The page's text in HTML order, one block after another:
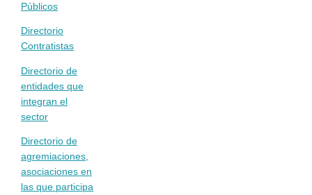
Públicos
Directorio
Contratistas
Directorio de
entidades que
integran el
sector
Directorio de
agremiaciones,
asociaciones en
las que participa